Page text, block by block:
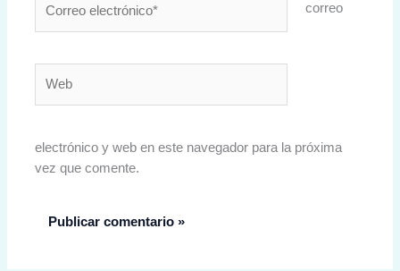
electrónico*
correo
electrónico y web en este navegador para la próxima
vez que comente.